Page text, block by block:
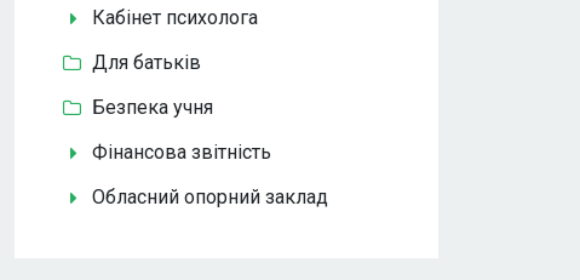
Кабінет психолога
Для батьків
Безпека учня
Фінансова звітність
Обласний опорний заклад